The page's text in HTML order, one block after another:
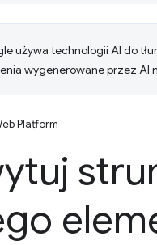
używa technologii AI do
wygenerowane przez AI
Platform